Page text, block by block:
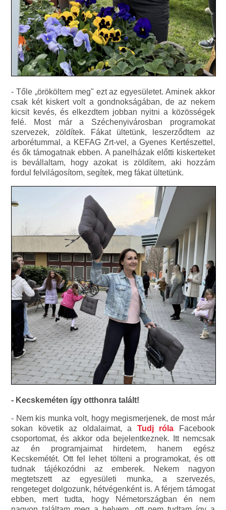
- Tőle „örököltem meg" ezt az egyesületet. Aminek akkor
csak két kiskert volt a gondnokságában, de az nekem
kicsit kevés, és elkezdtem jobban nyitni a közösségek
felé. Most már a Széchenyivárosban programokat
szervezek, zöldítek. Fákat ültetünk, leszerződtem az
arborétummal, a KEFAG Zrt-vel, a Gyenes Kertészettel,
és ők támogatnak ebben. A panelházak előtti kiskerteket
is bevállaltam, hogy azokat is zöldítem, aki hozzám
fordul felvilágosítom, segítek, meg fákat ültetünk.
- Kecskeméten így otthonra talált!
- Nem kis munka volt, hogy megismerjenek, de most már
sokan követik az oldalaimat, a Tudj róla Facebook
csoportomat, és akkor oda bejelentkeznek. Itt nemcsak
az én programjaimat hirdetem, hanem egész
Kecskemétét. Ott fel lehet tölteni a programokat, és ott
tudnak tájékozódni az emberek. Nekem nagyon
megtetszett az egyesületi munka, a szervezés,
rengeteget dolgozunk, hétvégenként is. A férjem támogat
ebben, mert tudta, hogy Németországban én nem